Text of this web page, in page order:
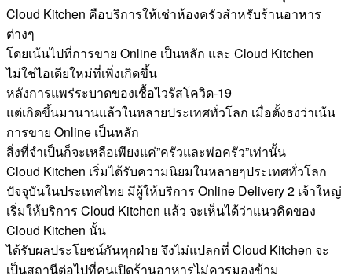
Cloud Kitchen คือบริการให้เช่าห้องครัวสำหรับร้านอาหาร
ต่างๆ
โดยเน้นไปที่การขาย Online เป็นหลัก และ Cloud Kitchen
ไม่ใช่ไอเดียใหม่ที่เพิ่งเกิดขึ้น
หลังการแพร่ระบาดของเชื้อไวรัสโควิด-19
แต่เกิดขึ้นมานานแล้วในหลายประเทศทั่วโลก เมื่อตั้งธงว่าเน้น
การขาย Online เป็นหลัก
สิ่งที่จำเป็นก็จะเหลือเพียงแค่”ครัวและพ่อครัว”เท่านั้น
Cloud Kitchen เริ่มได้รับความนิยมในหลายๆประเทศทั่วโลก
ปัจจุบันในประเทศไทย มีผู้ให้บริการ Online Delivery 2 เจ้าใหญ่
เริ่มให้บริการ Cloud Kitchen แล้ว จะเห็นได้ว่าแนวคิดของ
Cloud Kitchen นั้น
ได้รับผลประโยชน์กันทุกฝ่าย จึงไม่แปลกที่ Cloud Kitchen จะ
เป็นสถานีต่อไปที่คนเปิดร้านอาหารไม่ควรมองข้าม